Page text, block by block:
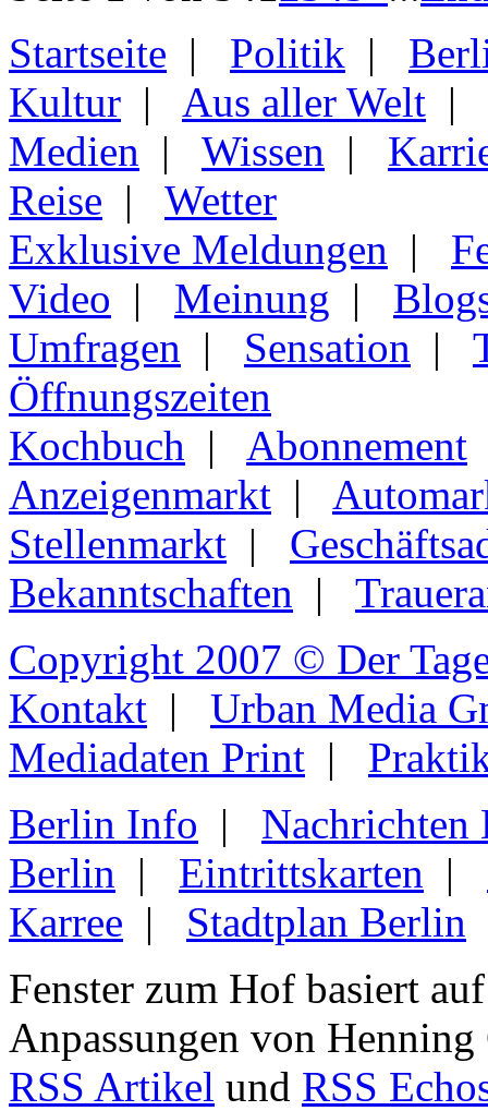
Startseite | Politik |
Kultur | Aus aller Welt |
Medien | Wissen |
Reise | Wetter
Exklusive Meldungen |
Video | Meinung |
Umfragen | Sensation |
Öffnungszeiten
Kochbuch | Abonnement
Anzeigenmarkt |
Stellenmarkt |
Bekanntschaften |
Copyright 2007 © Der
Kontakt | Urban Media
Mediadaten Print |
Berlin Info | Nachrichten
Berlin | Eintrittskarten |
Karree | Stadtplan Berlin
Fenster zum Hof basiert
Anpassungen von Henning
RSS Artikel und RSS